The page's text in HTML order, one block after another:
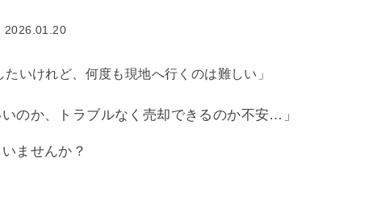
2026.01.20
たいけれど、何度も現地へ行くのは難しい」
いのか、トラブルなく売却できるのか不安…」
ませんか？